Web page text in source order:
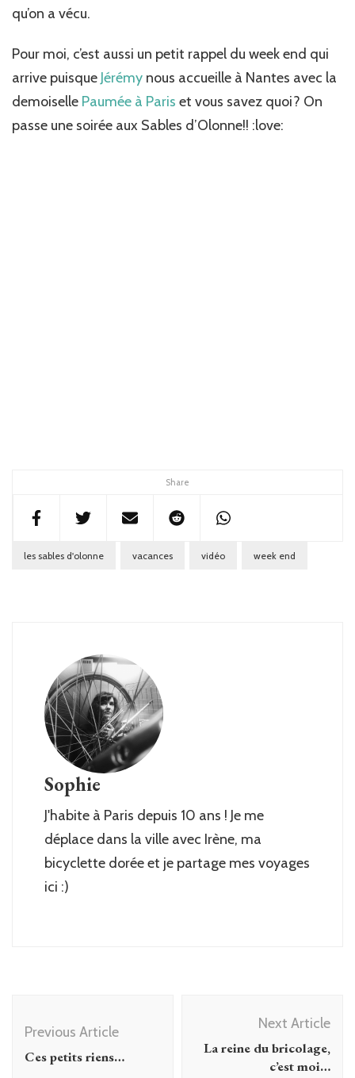
Share
qu’on a vécu.
Pour moi, c’est aussi un petit rappel du week end qui
arrive puisque Jérémy nous accueille à Nantes avec la
demoiselle Paumée à Paris et vous savez quoi? On
passe une soirée aux Sables d’Olonne!! :love:
les sables d'olonne vacances vidéo week end
Sophie
J'habite à Paris depuis 10 ans ! Je me
déplace dans la ville avec Irène, ma
bicyclette dorée et je partage mes voyages
ici :)
Navigation
Previous Article
Ces petits riens…
Next Article
La reine du bricolage,
c’est moi…